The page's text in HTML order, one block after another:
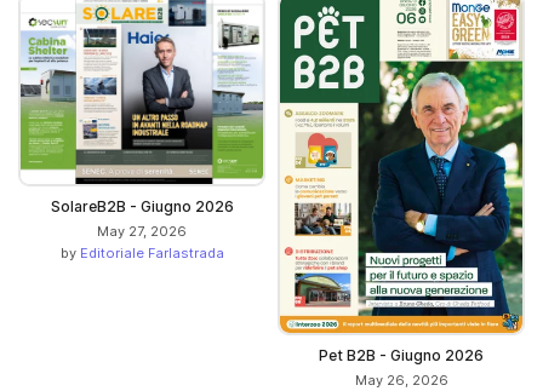
SolareB2B - Giugno 2026
May 27, 2026
by Editoriale Farlastrada
Pet B2B - Giugno 2026
May 26, 2026